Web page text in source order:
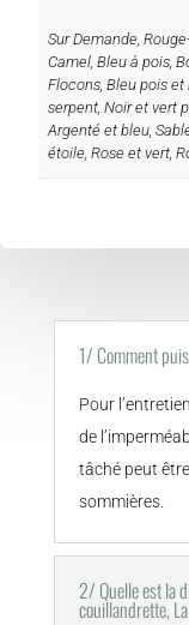
Sur Demande,
Camel, Bleu à pois,
Flocons, Bleu pois
serpent, Noir et vert
Argenté et bleu,
étoile, Rose et vert,
1/ Comment
Pour
de
tâché peut
sommières.
2/ Quelle est la
couillandrette,